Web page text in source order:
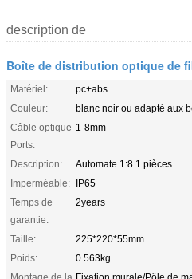
description de
Boîte de distribution optique de
Matériel:
pc+abs
Couleur:
blanc noir ou adapté aux
Câble optique
Ports:
1-8mm
Description:
Automate 1:8 1 pièces
Imperméable: IP65
Temps de
garantie:
2years
Taille:
225*220*55mm
Poids:
0.563kg